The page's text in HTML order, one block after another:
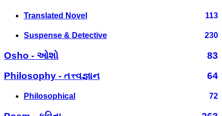
Translated Novel 113
Suspense & Detective 230
Osho - ઓશો
83
Philosophy - તત્ત્વજ્ઞાન
64
Philosophical 72